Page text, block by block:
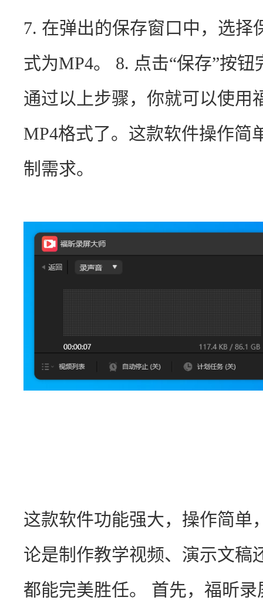
7. 在弹出的保存窗口中，选
式为MP4。 8. 点击“保存”按钮
通过以上步骤，你就可以使用
MP4格式了。这款软件操作简
制需求。
这款软件功能强大，操作简单
论是制作教学视频、演示文稿
都能完美胜任。 首先，福昕